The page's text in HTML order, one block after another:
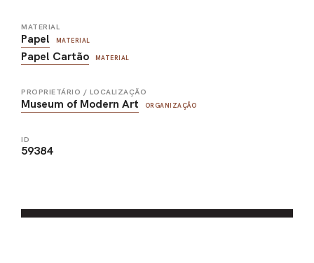
MATERIAL
Papel MATERIAL
Papel Cartão MATERIAL
PROPRIETÁRIO / LOCALIZAÇÃO
Museum of Modern Art ORGANIZAÇÃO
ID
59384